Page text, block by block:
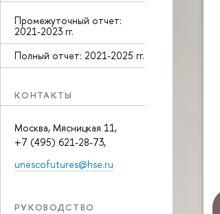
Промежуточный отчет:
2021-2023 гг.
Полный отчет: 2021-2025 гг.
КОНТАКТЫ
Москва, Мясницкая 11,
+7 (495) 621-28-73,
unescofutures@hse.ru
РУКОВОДСТВО